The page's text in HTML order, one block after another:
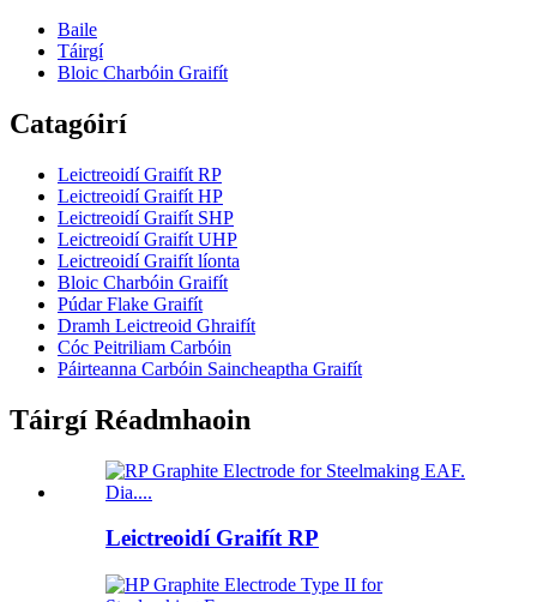
Baile
Táirgí
Bloic Charbóin Graifít
Catagóirí
Leictreoidí Graifít RP
Leictreoidí Graifít HP
Leictreoidí Graifít SHP
Leictreoidí Graifít UHP
Leictreoidí Graifít líonta
Bloic Charbóin Graifít
Púdar Flake Graifít
Dramh Leictreoid Ghraifít
Cóc Peitriliam Carbóin
Páirteanna Carbóin Saincheaptha Graifít
Táirgí Réadmhaoin
Leictreoidí Graifít RP